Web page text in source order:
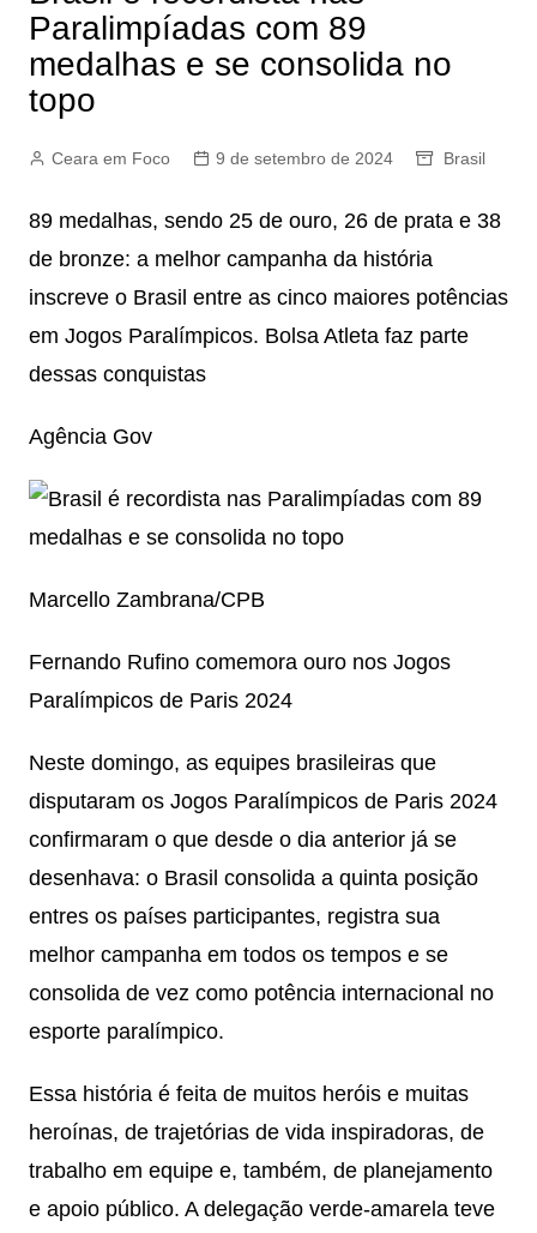
Paralimpíadas com 89
medalhas e se consolida no
topo
Ceara em Foco 9 de setembro de 2024 Brasil
89 medalhas, sendo 25 de ouro, 26 de prata e 38
de bronze: a melhor campanha da história
inscreve o Brasil entre as cinco maiores potências
em Jogos Paralímpicos. Bolsa Atleta faz parte
dessas conquistas
Agência Gov
Marcello Zambrana/CPB
Fernando Rufino comemora ouro nos Jogos
Paralímpicos de Paris 2024
Neste domingo, as equipes brasileiras que
disputaram os Jogos Paralímpicos de Paris 2024
confirmaram o que desde o dia anterior já se
desenhava: o Brasil consolida a quinta posição
entres os países participantes, registra sua
melhor campanha em todos os tempos e se
consolida de vez como potência internacional no
esporte paralímpico.
Essa história é feita de muitos heróis e muitas
heroínas, de trajetórias de vida inspiradoras, de
trabalho em equipe e, também, de planejamento
e apoio público. A delegação verde-amarela teve